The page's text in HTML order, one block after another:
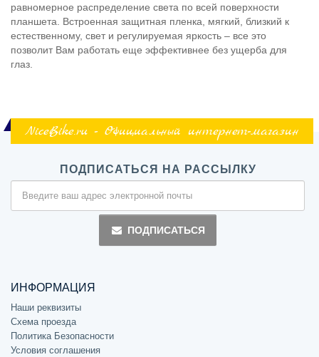
равномерное распределение света по всей поверхности
планшета. Встроенная защитная пленка, мягкий, близкий к
естественному, свет и регулируемая яркость – все это
позволит Вам работать еще эффективнее без ущерба для
глаз.
NiceBike.ru - Официальный интернет-магазин
ПОДПИСАТЬСЯ НА РАССЫЛКУ
ПОДПИСАТЬСЯ
ИНФОРМАЦИЯ
Наши реквизиты
Схема проезда
Политика Безопасности
Условия соглашения